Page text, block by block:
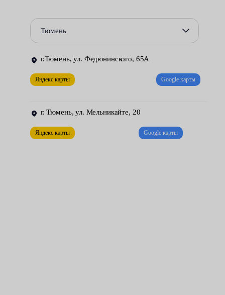
прочного асбеста, армированного сталью — они все равно
подвержены разрушению со временем.
В автосервисах Fresh Auto уплотнительные манжеты впуска и
выпуска заменяют оперативно и качественно. Наши
мотористы заодно проверят также общее функционирование
тщательную диагностику.
Тюмень
г.Тюмень, ул. Федюнинского, 65А
Яндекс карты Google карты
г. Тюмень, ул. Мельникайте, 20
Яндекс карты Google карты